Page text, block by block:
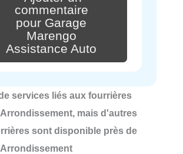
commentaire
pour Garage
Marengo
Assistance Auto
services liés aux fourrières
mais d'autres
sont disponible près de